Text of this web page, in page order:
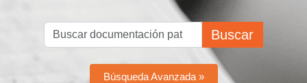
Buscar
Búsqueda Avanzada »